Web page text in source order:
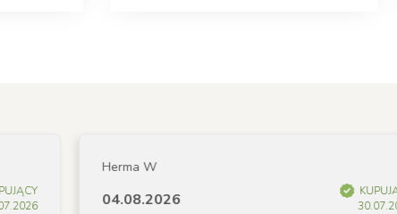
Herma W
04.08.2026
KUPUJĄCY
30.07.2026